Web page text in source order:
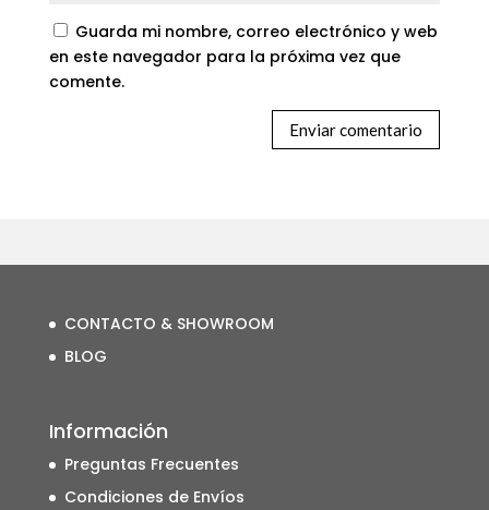
Guarda mi nombre, correo electrónico y web
en este navegador para la próxima vez que
comente.
CONTACTO & SHOWROOM
BLOG
Información
Preguntas Frecuentes
Condiciones de Envíos